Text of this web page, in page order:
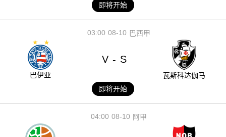
即将开始
08-10
03:00 巴西甲
巴伊亚
V - S
瓦斯科达伽马
即将开始
08-10
04:00 阿甲